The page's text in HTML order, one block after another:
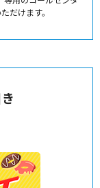
だけます。